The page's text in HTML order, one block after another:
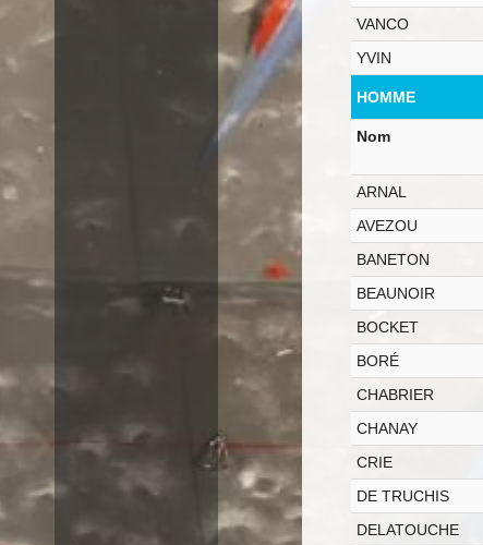
VANCO
YVIN
HOMME
Nom
ARNAL
AVEZOU
BANETON
BEAUNOIR
BOCKET
BORÉ
CHABRIER
CHANAY
CRIE
DE TRUCHIS
DELATOUCHE